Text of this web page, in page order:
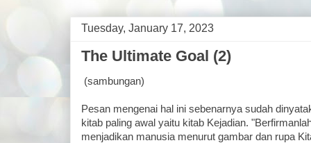
Tuesday, January 17, 2023
The Ultimate Goal (2)
(sambungan)
Pesan mengenai hal ini sebenarnya sudah
kitab paling awal yaitu kitab Kejadian.
menjadikan manusia menurut gambar dan rupa